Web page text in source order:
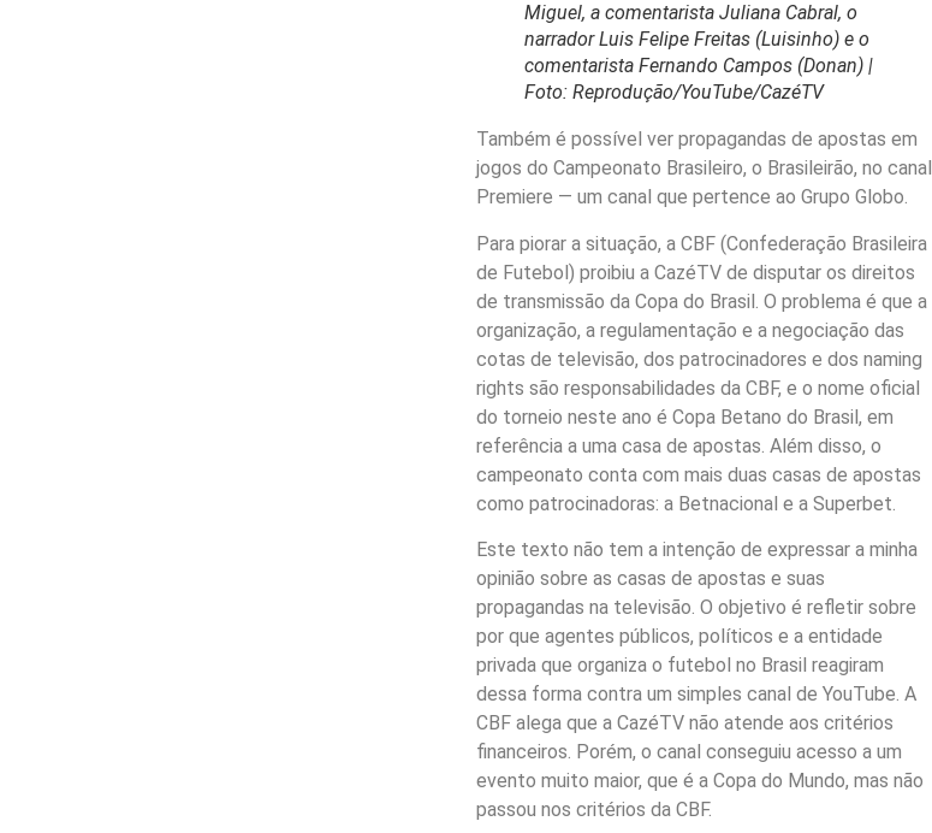
Miguel, a comentarista Juliana Cabral, o
narrador Luis Felipe Freitas (Luisinho) e o
comentarista Fernando Campos (Donan) |
Foto: Reprodução/YouTube/CazéTV
Também é possível ver propagandas de apostas em
jogos do Campeonato Brasileiro, o Brasileirão, no canal
Premiere — um canal que pertence ao Grupo Globo.
Para piorar a situação, a CBF (Confederação Brasileira
de Futebol) proibiu a CazéTV de disputar os direitos
de transmissão da Copa do Brasil. O problema é que a
organização, a regulamentação e a negociação das
cotas de televisão, dos patrocinadores e dos naming
rights são responsabilidades da CBF, e o nome oficial
do torneio neste ano é Copa Betano do Brasil, em
referência a uma casa de apostas. Além disso, o
campeonato conta com mais duas casas de apostas
como patrocinadoras: a Betnacional e a Superbet.
Este texto não tem a intenção de expressar a minha
opinião sobre as casas de apostas e suas
propagandas na televisão. O objetivo é refletir sobre
por que agentes públicos, políticos e a entidade
privada que organiza o futebol no Brasil reagiram
dessa forma contra um simples canal de YouTube. A
CBF alega que a CazéTV não atende aos critérios
financeiros. Porém, o canal conseguiu acesso a um
evento muito maior, que é a Copa do Mundo, mas não
passou nos critérios da CBF.